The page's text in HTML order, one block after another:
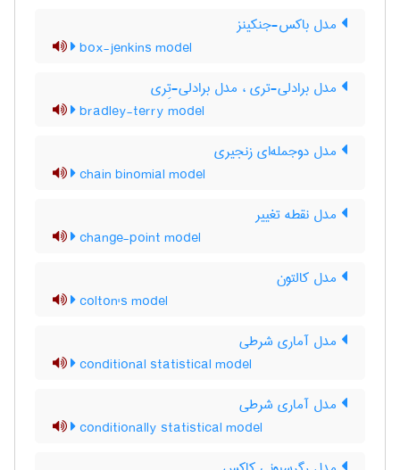
مدل باکس-جنکینز
box-jenkins model
مدل برادلی-تری ، مدل برادلی-تِری
bradley-terry model
مدل دوجمله‌ای زنجیری
chain binomial model
مدل نقطه تغییر
change-point model
مدل کالتون
colton's model
مدل آماری شرطی
conditional statistical model
مدل آماری شرطی
conditionally statistical model